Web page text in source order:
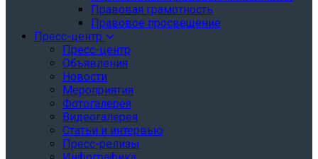
Правовая грамотность
Правовое просвещение
Пресс-центр
Пресс-центр
Объявления
Новости
Мероприятия
Фотогалерея
Видеогалерея
Статьи и интервью
Пресс-релизы